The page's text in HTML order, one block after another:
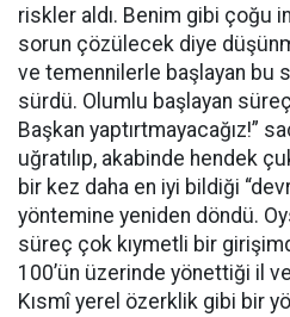
riskler aldı. Benim gibi çoğu
sorun çözülecek diye
ve temennilerle başlayan bu
sürdü. Olumlu başlayan süreç
Başkan yaptırtmayacağız!”
uğratılıp, akabinde hendek
bir kez daha en iyi bildiği
yöntemine yeniden döndü.
süreç çok kıymetli bir
100’ün üzerinde yönettiği il
Kısmî yerel özerklik gibi bir